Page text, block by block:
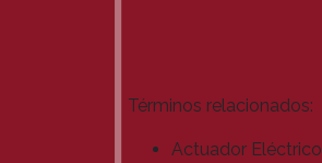
Términos relacionados:
Actuador Eléctrico